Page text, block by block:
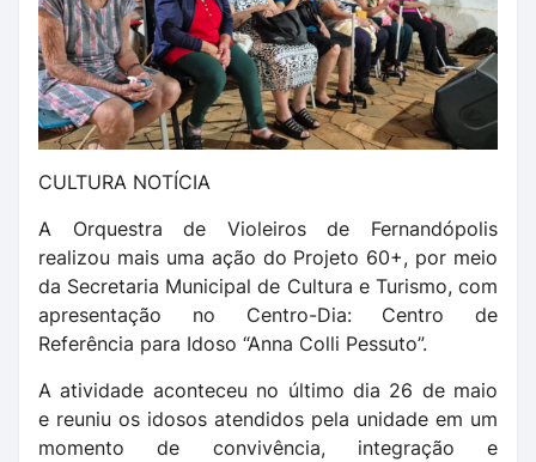
CULTURA NOTÍCIA
A Orquestra de Violeiros de Fernandópolis
realizou mais uma ação do Projeto 60+, por meio
da Secretaria Municipal de Cultura e Turismo, com
apresentação no Centro-Dia: Centro de
Referência para Idoso “Anna Colli Pessuto”.
A atividade aconteceu no último dia 26 de maio
e reuniu os idosos atendidos pela unidade em um
momento de convivência, integração e